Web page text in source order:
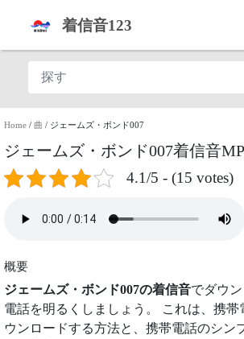
着信音123
Home / 曲 / ジェームズ・ボンド007
ジェームズ・ボンド007着信音
4.1/5 - (15 votes)
概要
ジェームズ・ボンド007の着信音でダウ
電話を明るくしましょう。 これは、携
ウンロードする方法と、携帯電話のシン